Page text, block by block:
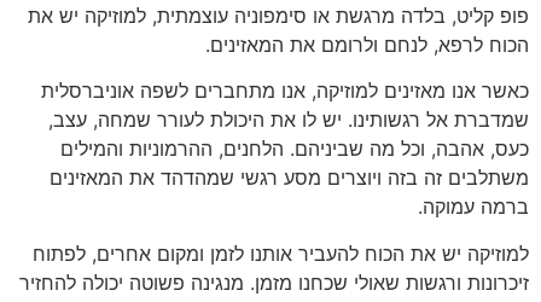
פופ קליט, בלדה מרגשת או סימפוניה עוצמתית, למוזיקה יש את
הכוח לרפא, לנחם ולרומם את המאזינים.
כאשר אנו מאזינים למוזיקה, אנו מתחברים לשפה אוניברסלית
שמדברת אל רגשותינו. יש לו את היכולת לעורר שמחה, עצב,
כעס, אהבה, וכל מה שביניהם. הלחנים, ההרמוניות והמילים
משתלבים זה בזה ויוצרים מסע רגשי שמהדהד את המאזינים
ברמה עמוקה.
למוזיקה יש את הכוח להעביר אותנו לזמן ומקום אחרים, לפתוח
זיכרונות ורגשות שאולי שכחנו מזמן. מנגינה פשוטה יכולה להחזיר